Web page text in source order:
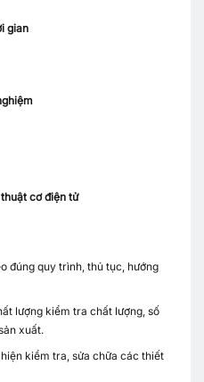
gian
cơ điện tử
đúng quy trình, thủ tục, hướng
lượng kiểm tra chất lượng, số
xuất.
kiểm tra, sửa chữa các thiết